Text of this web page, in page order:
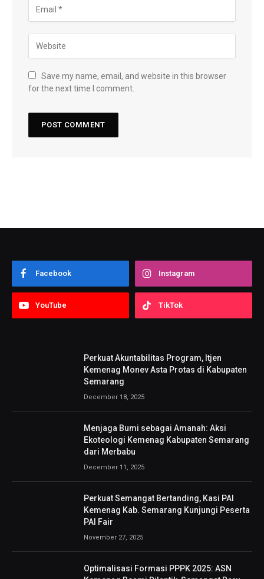
Save my name, email, and website in this browser
for the next time I comment.
Facebook Instagram
YouTube TikTok
Perkuat Akuntabilitas Program, Itjen
Kemenag Monev Asta Protas di Kabupaten
Semarang
December 18, 2025
Menjaga Bumi sebagai Amanah: Aksi
Ekoteologi Kemenag Kabupaten Semarang
dari Merbabu
December 11, 2025
Perkuat Semangat Bertanding, Kasi PAI
Kemenag Kab. Semarang Kunjungi Peserta
PAI Fair
November 27, 2025
Optimalisasi Formasi PPPK 2025: ASN